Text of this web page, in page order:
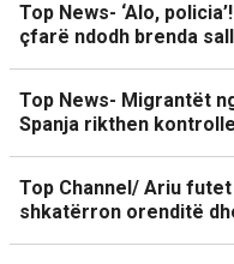
Top News- ‘Alo,
çfarë ndodh brenda
Top News- Migrantët
Spanja rikthen
Top Channel/ Ariu
shkatërron orenditë